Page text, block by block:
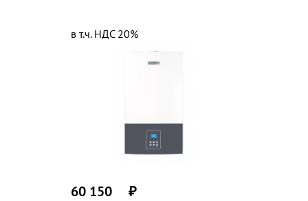
60 150 ₽
в т.ч. НДС 20%